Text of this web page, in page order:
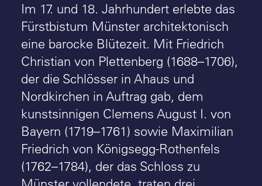
Im 17. und 18. Jahrhundert erlebte das
Fürstbistum Münster architektonisch
eine barocke Blütezeit. Mit Friedrich
Christian von Plettenberg (1688–1706),
der die Schlösser in Ahaus und
Nordkirchen in Auftrag gab, dem
kunstsinnigen Clemens August I. von
Bayern (1719–1761) sowie Maximilian
Friedrich von Königsegg-Rothenfels
(1762–1784), der das Schloss zu